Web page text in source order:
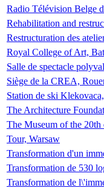
Radio Télévision Belge
Rehabilitation and
Restructuration des
Royal College of Art,
Salle de spectacle
Siège de la CREA,
Station de ski
The Architecture
The Museum of the 20th
Tour, Warsaw
Transformation d'un
Transformation de 530
Transformation de